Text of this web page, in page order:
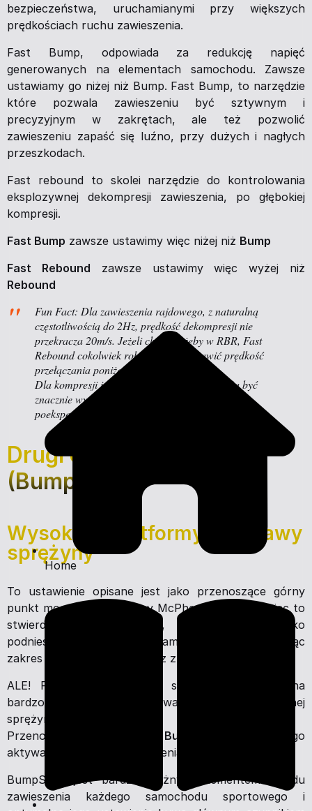
bezpieczeństwa, uruchamianymi przy większych
prędkościach ruchu zawieszenia.
Fast Bump, odpowiada za redukcję napięć
generowanych na elementach samochodu. Zawsze
ustawiamy go niżej niż Bump. Fast Bump, to narzędzie
które pozwala zawieszeniu być sztywnym i
precyzyjnym w zakrętach, ale też pozwolić
zawieszeniu zapaść się luźno, przy dużych i nagłych
przeszkodach.
Fast rebound to skolei narzędzie do kontrolowania
eksplozywnej dekompresji zawieszenia, po głębokiej
kompresji.
Fast Bump zawsze ustawimy więc niżej niż Bump
Fast Rebound zawsze ustawimy więc wyżej niż
Rebound
Fun Fact: Dla zawieszenia rajdowego, z naturalną
częstotliwością do 2Hz, prędkość dekompresji nie
przekracza 20m/s. Jeżeli chcemy, żeby w RBR, Fast
Rebound cokolwiek robił. Musimy ustawić prędkość
przełączania poniżej wartości 20m/s.
Dla kompresji i Fast Bump, prędkości potrafią być
znacznie wyższe. Więc tutaj trzeba sobie
poeksperymentować.
Drugi cykl amortyzacji
(Bump Stop)
Wysokość platformy podstawy
sprężyny
To ustawienie opisane jest jako przenoszące górny
punkt mocowania kolumny McPherson'a. Analizując to
stwierdzenie bezpośrednio, oznacza ono tylko
podniesienie środka masy samochodu, pozostawiając
zakres pracy zawieszenia bez zmian.
ALE! Poza podwyższeniem samochodu, co można
bardzo szybko skompensować skróceniem głównej
sprężyny...
Przenosimy niżej również BumpStop
i punkt jego
aktywacji w układzie zawieszenia.
BumpStop jest bardzo ważnym elementem układu
zawieszenia każdego samochodu sportowego i
Home